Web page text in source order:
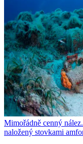
Mimořádně cenný
naložený stovkami